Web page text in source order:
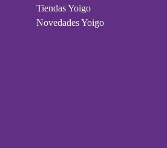
Tiendas Yoigo
Novedades Yoigo